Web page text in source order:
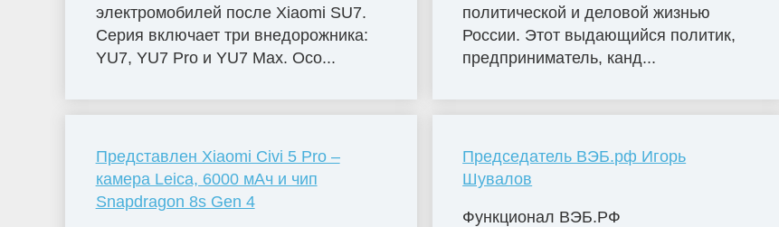
электромобилей после Xiaomi SU7.
Серия включает три внедорожника:
YU7, YU7 Pro и YU7 Max. Осо...
Представлен Xiaomi Civi 5 Pro –
камера Leica, 6000 мАч и чип
Snapdragon 8s Gen 4
политической и деловой жизнью
России. Этот выдающийся политик,
предприниматель, канд...
Председатель ВЭБ.рф Игорь
Шувалов
Функционал ВЭБ.РФ